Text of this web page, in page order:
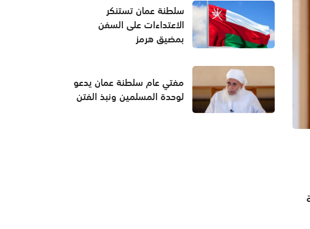
سلطنة عمان تستنكر
الاعتداءات على السفن
بمضيق هرمز
مفتي عام سلطنة عمان يدعو
لوحدة المسلمين ونبذ الفتن